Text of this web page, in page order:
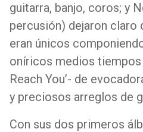
guitarra, banjo, coros; y
percusión) dejaron claro
eran únicos
oníricos medios
Reach You’- de
y preciosos arreglos de
Con sus dos primeros